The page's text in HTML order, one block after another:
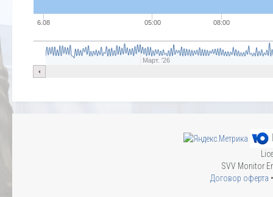
6.08 05:00 08:00
Март. '26
SVV Monitor
Договор оферта